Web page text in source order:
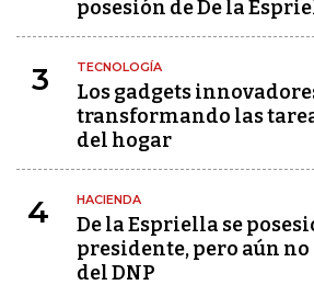
posesión de De la
3 TECNOLOGÍA
Los gadgets
transformando las
del hogar
4 HACIENDA
De la Espriella se
presidente, pero aún
del DNP